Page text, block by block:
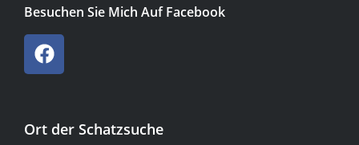
Besuchen Sie Mich Auf Facebook
Ort der Schatzsuche